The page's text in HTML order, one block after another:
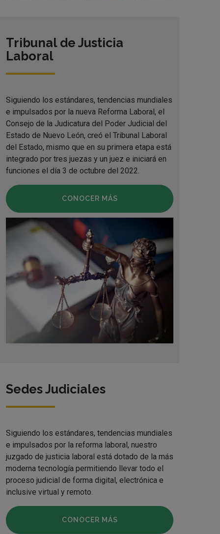
Tribunal de Justicia
Laboral
Siguiendo los estándares, tendencias mundiales
e impulsados por la nueva Reforma Laboral, el
Consejo de la Judicatura del Poder Judicial del
Estado de Nuevo León, creó el Tribunal Laboral
del Estado, mismo que en su primera etapa está
integrado por tres juezas y un juez e iniciará en
funciones el día 3 de octubre del 2022.
CONOCER MÁS
Sedes Judiciales
Siguiendo los estándares, tendencias mundiales
e impulsados por la reforma laboral, nuestro
juzgado de justicia laboral está dotado de la más
moderna tecnología permitiendo llevar todo el
proceso judicial de forma digital, electrónica e
inclusive virtual y remoto.
CONOCER MÁS